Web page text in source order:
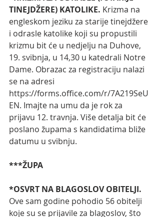
TINEJDŽERE) KATOLIKE. Krizma na
engleskom jeziku za starije tinejdžere
i odrasle katolike koji su propustili
krizmu bit će u nedjelju na Duhove,
19. svibnja, u 14,30 u katedrali Notre
Dame. Obrazac za registraciju nalazi
se na adresi
https://forms.office.com/r/7A219SeU
EN. Imajte na umu da je rok za
prijavu 12. travnja. Više detalja bit će
poslano župama s kandidatima bliže
datumu u svibnju.
***ŽUPA
*OSVRT NA BLAGOSLOV OBITELJI.
Ove sam godine pohodio 56 obitelji
koje su se prijavile za blagoslov, što